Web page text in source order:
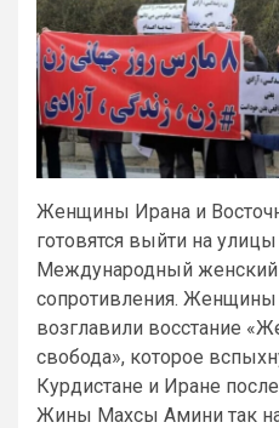
Женщины Ирана и
готовятся выйти на
Международный женский
сопротивления.
возглавили восстание
свобода», которое
Курдистане и Иране
Жины Махсы Амини так